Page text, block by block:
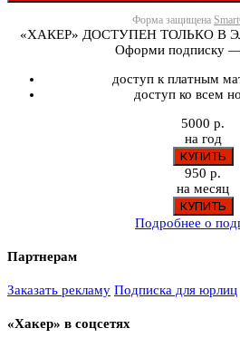
Форма защищена
«ХАКЕР» ДОСТУПЕН ТОЛЬКО В
Оформи подписку
доступ к платным
доступ ко всем
5000 р.
на год
950 р.
на месяц
Подробнее о
Партнерам
Заказать рекламу Подписка для юрлиц
«Хакер» в соцсетях